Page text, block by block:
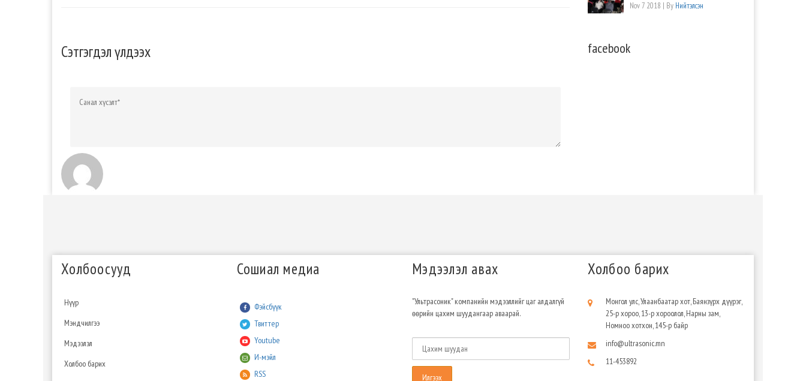
Сэтгэгдэл үлдээх
Nov 7 2018 | By Нийтэлсэн
facebook
Холбоосууд
Нүүр
Мэндчилгээ
Мэдээлэл
Холбоо барих
Сошиал медиа
Фэйсбүүк
Твиттер
Youtube
И-мэйл
RSS
Мэдээлэл авах
"Ультрасоник" компанийн мэдээллийг цаг алдалгүй
өөрийн цахим шуудангаар аваарай.
Холбоо барих
Монгол улс, Улаанбаатар хот, Баянзүрх дүүрэг,
25-р хороо, 13-р хороолол, Нарны зам,
Номноо хотхон, 145-р байр
info@ultrasonic.mn
11-453892